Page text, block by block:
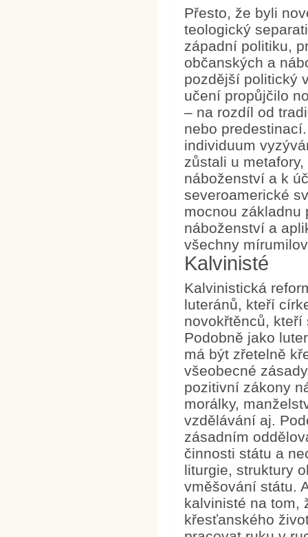
Přesto, že byli
teologický
západní politiku,
občanských a
pozdější politický
učení propůjčilo
– na rozdíl od
nebo
individuum
zůstali u
náboženství a k
severoamerické
mocnou základnu
náboženství a
všechny
Kalvinisté
Kalvinistická
luteránů, kteří
novokřtěnců,
Podobně jako
má být zřetelně
všeobecné
pozitivní zákony
morálky,
vzdělávání aj.
zásadním
činnosti státu a
liturgie, struktury
vměšování státu.
kalvinisté na tom,
křesťanského